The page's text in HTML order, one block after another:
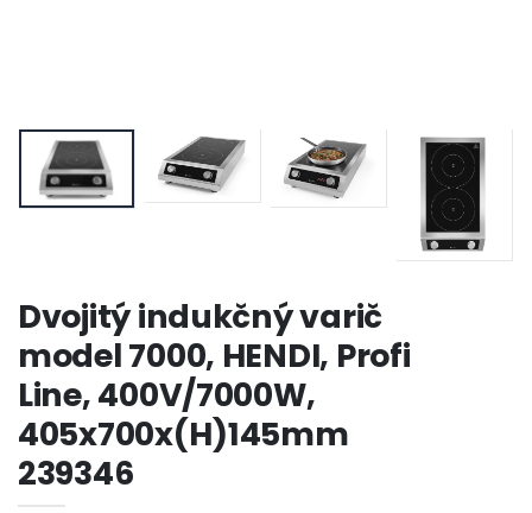
Dvojitý indukčný varič
model 7000, HENDI, Profi
Line, 400V/7000W,
405x700x(H)145mm
239346